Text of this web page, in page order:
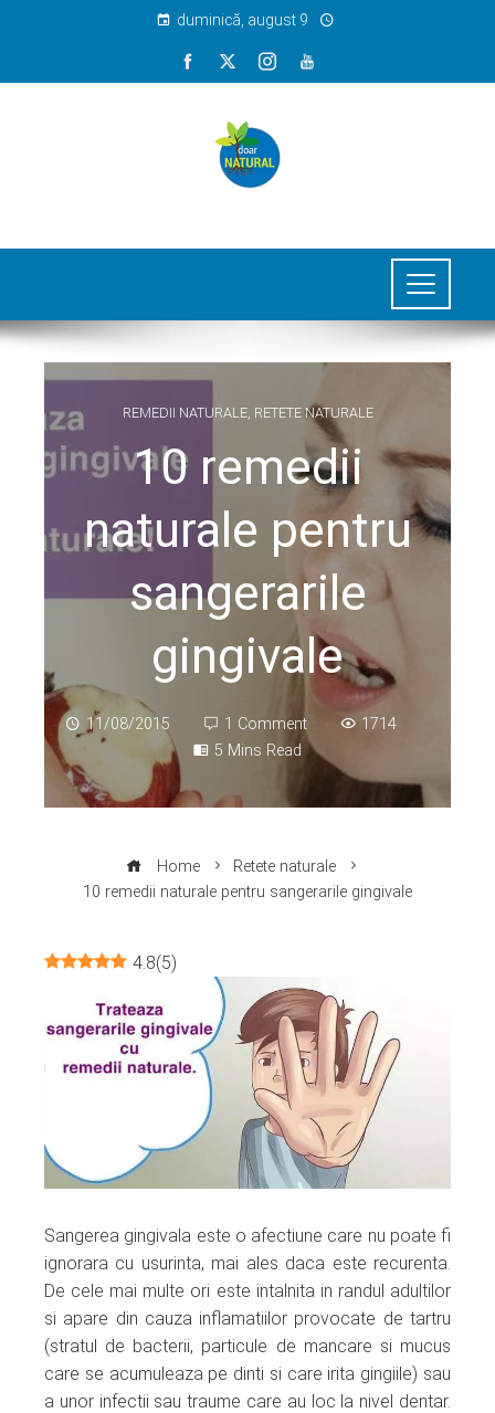
duminică, august 9
REMEDII NATURALE, RETETE NATURALE
10 remedii
naturale pentru
sangerarile
gingivale
11/08/2015 1 Comment
1714
5 Mins Read
Home
Retete naturale
10 remedii naturale pentru sangerarile gingivale
4.8(5)
Sangerea gingivala este o afectiune care nu poate fi
ignorara cu usurinta, mai ales daca este recurenta.
De cele mai multe ori este intalnita in randul adultilor
si apare din cauza inflamatiilor provocate de tartru
(stratul de bacterii, particule de mancare si mucus
care se acumuleaza pe dinti si care irita gingiile) sau
a unor infectii sau traume care au loc la nivel dentar.